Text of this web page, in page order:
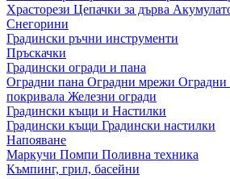
Храсторези Цепачки за дърва
Снегорини
Градински ръчни инструменти
Пръскачки
Градински огради и пана
Оградни пана Оградни мрежи Оградни
покривала Железни огради
Градински къщи и Настилки
Градински къщи Градински настилки
Напояване
Маркучи Помпи Поливна техника
Къмпинг, грил, басейни